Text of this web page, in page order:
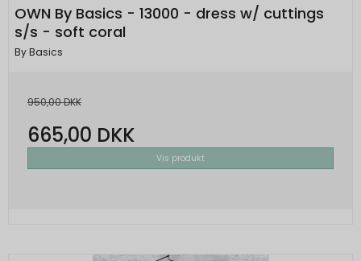
OWN By Basics - 13000 - dress w/ cuttings
s/s - soft coral
By Basics
950,00 DKK
665,00 DKK
Vis produkt